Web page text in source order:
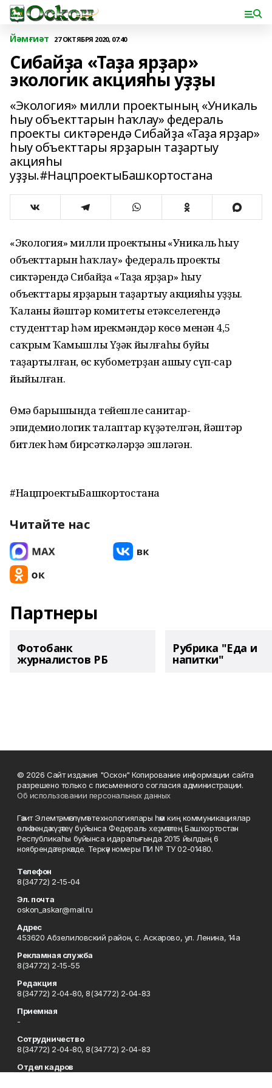
Йәмғиәт 27 ОКТЯБРЯ 2020, 07:40
Сибайҙа «Таҙа ярҙар»
экологик акцияһы уҙҙы
«Экология» милли проектының «Уникаль
һыу объекттарын һаҡлау» федераль
проекты сиктәрендә Сибайҙа «Таҙа ярҙар»
һыу объекттары ярҙарын таҙартыу
акцияһы
уҙҙы.#НацпроектыБашкортостана
«Экология» милли проектының «Уникаль һыу
объекттарын һаҡлау» федераль проекты
сиктәрендә Сибайҙа «Таҙа ярҙар» һыу
объекттары ярҙарын таҙартыу акцияһы уҙҙы.
Ҡаланың йәштәр комитеты етәкселегендә
студенттар һәм ирекмәндәр көсө менән 4,5
саҡрым Ҡамышлы Үҙәк йылғаһы буйы
таҙартылған, өс кубометрҙан ашыу сүп-сар
йыйылған.
Өмә барышында тейешле санитар-
эпидемиологик талаптар күҙәтелгән, йәштәр
битлек һәм бирсәткәләрҙә эшләгән.
#НацпроектыБашкортостана
Читайте нас
Партнеры
Фотобанк
журналистов РБ
Рубрика "Еда и
напитки"
© 2026 Сайт издания "Оскон" Копирование информации сайта
разрешено только с письменного согласия администрации.
Об использовании персональных данных
Гәзит Элемтә, мәғлүмәт технологиялары һәм киң коммуникациялар
өлкәһендә күҙәтеү буйынса Федераль хеҙмәттең Башҡортостан
Республикаһы буйынса идаралығында 2015 йылдың 6
ноябрендә теркәлде. Теркәү номеры ПИ № ТУ 02-01480.
Телефон
8(34772) 2-15-04
Эл. почта
oskon_askar@mail.ru
Адрес
453620 Абзелиловский район, с. Аскарово, ул. Ленина, 14а
Рекламная служба
8(34772) 2-15-55
Редакция
8(34772) 2-04-80, 8(34772) 2-04-83
Приемная
-
Сотрудничество
8(34772) 2-04-80, 8(34772) 2-04-83
Отдел кадров